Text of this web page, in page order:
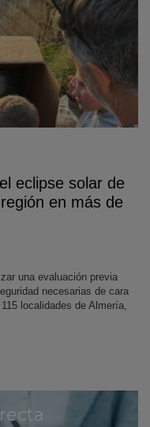
eclipse solar de
en más de
una evaluación previa
necesarias de cara
localidades de Almería,